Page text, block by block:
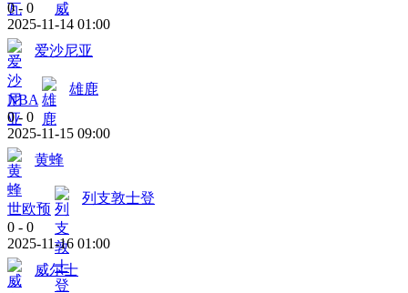
0 - 0
2025-11-14 01:00
爱沙尼亚
NBA
雄鹿
0 - 0
2025-11-15 09:00
黄蜂
世欧预
列支敦士登
0 - 0
2025-11-16 01:00
威尔士